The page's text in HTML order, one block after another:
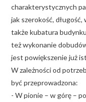
charakterystycznych
jak szerokość,
także kubatura
też wykonanie
jest powiększenie już
W zależności od
być przeprowadzona:
- W pionie – w górę –